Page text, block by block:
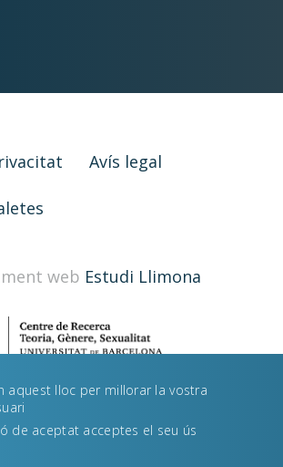
Avís legal
web Estudi Llimona
aquest lloc per millorar la vostra
de aceptat acceptes el seu ús